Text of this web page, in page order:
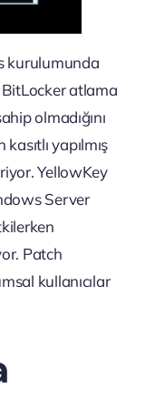
kurulumunda
atlama
olmadığını
yapılmış
YellowKey
Server
Patch
kullanıcılar